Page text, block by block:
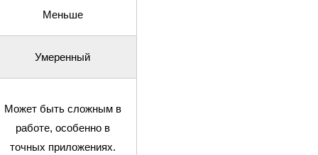
Меньше
Умеренный
Может быть сложным в
работе, особенно в
точных приложениях.